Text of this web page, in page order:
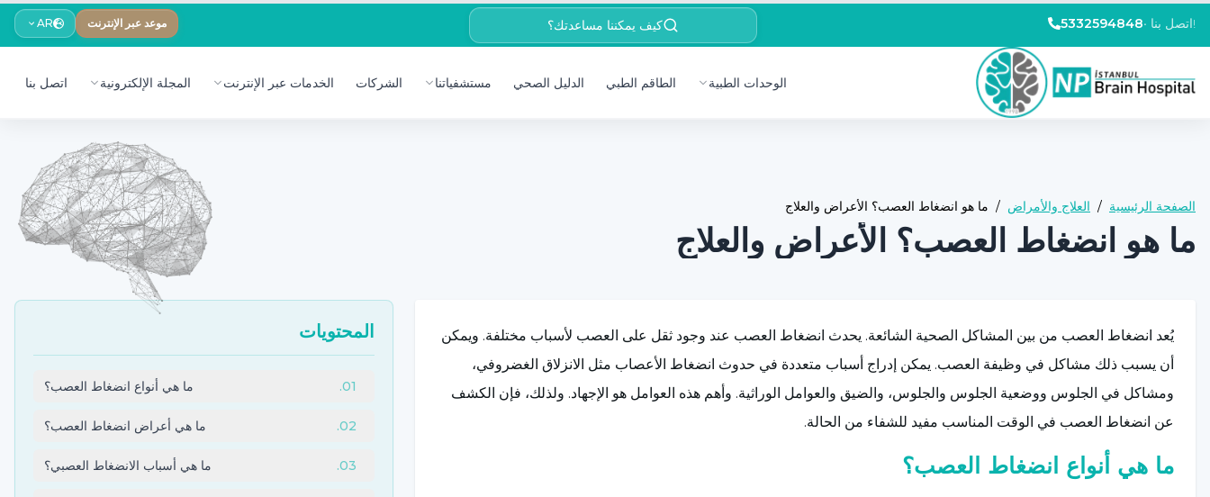
5332594848• اتصل بنا! كيف يمكننا مساعدتك؟ موعد عبر الإنترنت AR
الوحدات الطبية الطاقم الطبي الدليل الصحي مستشفياتنا الشركات الخدمات عبر الإنترنت المجلة الإلكترونية اتصل بنا
الصفحة الرئيسية / العلاج والأمراض / ما هو انضغاط العصب؟ الأعراض والعلاج
ما هو انضغاط العصب؟ الأعراض والعلاج
يُعد انضغاط العصب من بين المشاكل الصحية الشائعة. يحدث انضغاط العصب عند وجود ثقل على العصب لأسباب مختلفة. ويمكن
أن يسبب ذلك مشاكل في وظيفة العصب. يمكن إدراج أسباب متعددة في حدوث انضغاط الأعصاب مثل الانزلاق الغضروفي،
ومشاكل في الجلوس ووضعية الجلوس والجلوس، والضيق والعوامل الوراثية. وأهم هذه العوامل هو الإجهاد. ولذلك، فإن الكشف
عن انضغاط العصب في الوقت المناسب مفيد للشفاء من الحالة.
ما هي أنواع انضغاط العصب؟
المحتويات
01
. ما هي أنواع انضغاط العصب؟
02
. ما هي أعراض انضغاط العصب؟
03
. ما هي أسباب الانضغاط العصبي؟